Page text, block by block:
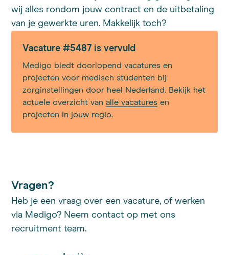
wij alles rondom jouw contract en de uitbetaling
van je gewerkte uren. Makkelijk toch?
Vacature #5487 is vervuld
Medigo biedt doorlopend vacatures en
projecten voor medisch studenten bij
zorginstellingen door heel Nederland. Bekijk het
actuele overzicht vanalle vacatures en
projecten in jouw regio.
Vragen?
Heb je een vraag over een vacature, of werken
via Medigo? Neem contact op met ons
recruitment team.